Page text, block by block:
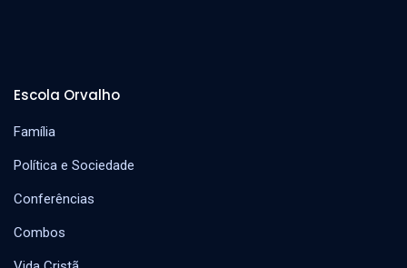
Escola Orvalho
Família
Política e Sociedade
Conferências
Combos